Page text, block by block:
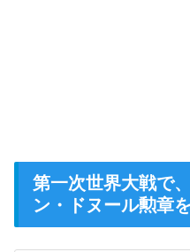
第一次世界大戦で
ン・ドヌール勲章